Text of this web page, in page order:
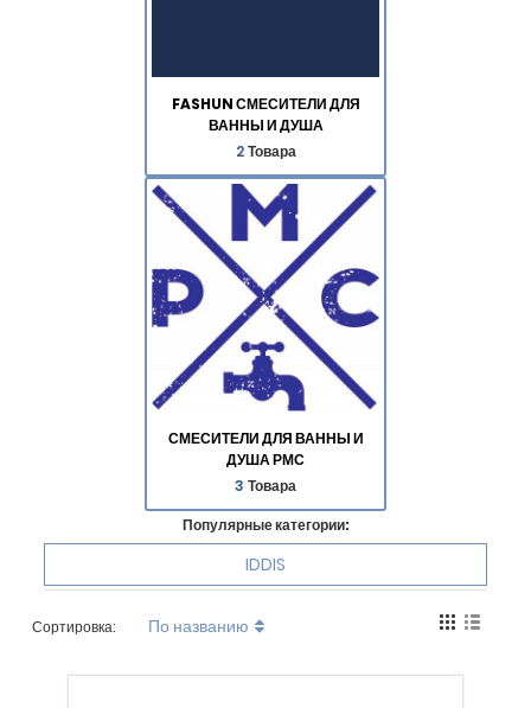
FASHUN СМЕСИТЕЛИ ДЛЯ
ВАННЫ И ДУША
2Товара
СМЕСИТЕЛИ ДЛЯ ВАННЫ И
ДУША РМС
3 Товара
Популярные категории:
IDDIS
Сортировка: По названию